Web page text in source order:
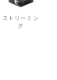
ストリーミン
グ